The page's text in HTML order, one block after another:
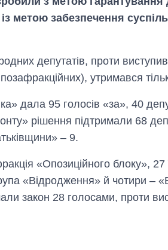
метою забезпечення
депутатів, проти
утримався
дала 95 голосів «за», 40
рішення підтримали 68
– 9.
«Опозиційного блоку», 27
«Відродження» й чотири –
закон 28 голосами, проти